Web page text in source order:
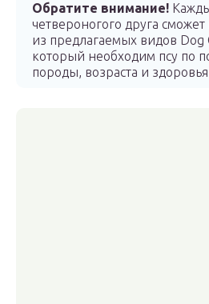
Обратите внимание!
четвероногого друга сможет
из предлагаемых видов Dog
который необходим псу по
породы, возраста и